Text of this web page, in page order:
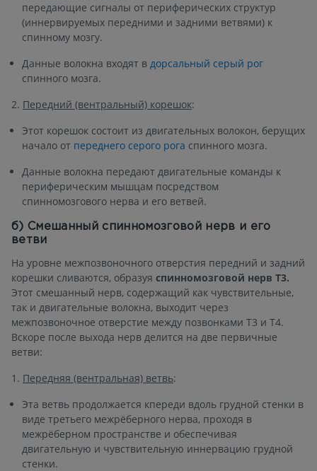
передающие сигналы от периферических структур
(иннервируемых передними и задними ветвями) к
спинному мозгу.
Данные волокна входят в дорсальный серый рог
спинного мозга.
2. Передний (вентральный) корешок:
Этот корешок состоит из двигательных волокон, берущих
начало от переднего серого рога спинного мозга.
Данные волокна передают двигательные команды к
периферическим мышцам посредством
спинномозгового нерва и его ветвей.
б) Смешанный спинномозговой нерв и его
ветви
На уровне межпозвоночного отверстия передний и задний
корешки сливаются, образуя спинномозговой нерв T3.
Этот смешанный нерв, содержащий как чувствительные,
так и двигательные волокна, выходит через
межпозвоночное отверстие между позвонками T3 и T4.
Вскоре после выхода нерв делится на две первичные
ветви:
1. Передняя (вентральная) ветвь:
Эта ветвь продолжается кпереди вдоль грудной стенки в
виде третьего межрёберного нерва, проходя в
межрёберном пространстве и обеспечивая
двигательную и чувствительную иннервацию грудной
стенки.